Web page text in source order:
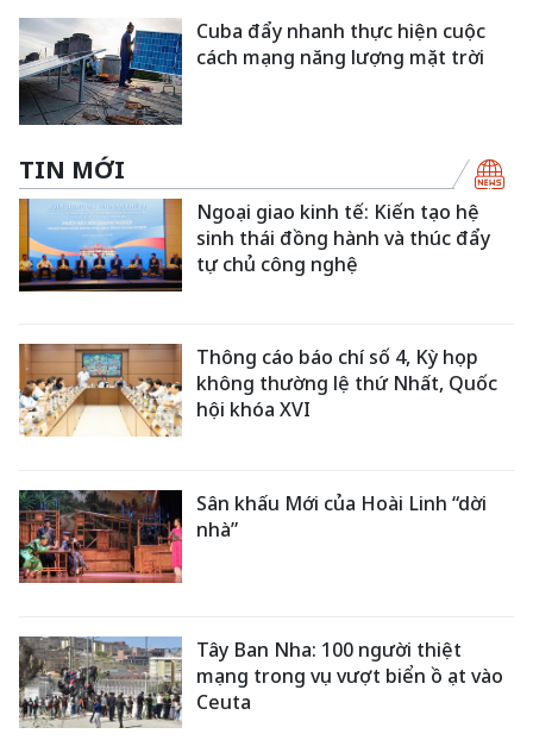
Cuba đẩy nhanh thực hiện cuộc
cách mạng năng lượng mặt trời
TIN MỚI
Ngoại giao kinh tế: Kiến tạo hệ
sinh thái đồng hành và thúc đẩy
tự chủ công nghệ
Thông cáo báo chí số 4, Kỳ họp
không thường lệ thứ Nhất, Quốc
hội khóa XVI
Sân khấu Mới của Hoài Linh “dời
nhà”
Tây Ban Nha: 100 người thiệt
mạng trong vụ vượt biển ồ ạt vào
Ceuta